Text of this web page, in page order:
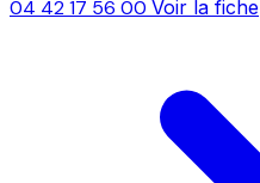
04 42 17 56 00 Voir la fiche